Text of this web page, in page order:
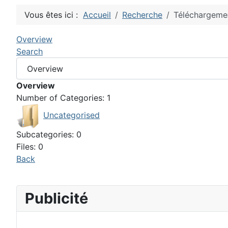
Vous êtes ici : Accueil Recherche
Overview
Search
Overview
Number of Categories: 1
Uncategorised
Subcategories: 0
Files: 0
Back
Publicité